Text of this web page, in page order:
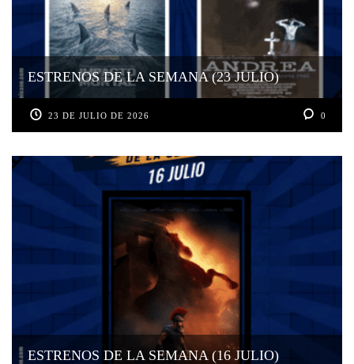
ESTRENOS DE LA SEMANA (23 JULIO)
23 DE JULIO DE 2026 0
ESTRENOS DE LA SEMANA (16 JULIO)